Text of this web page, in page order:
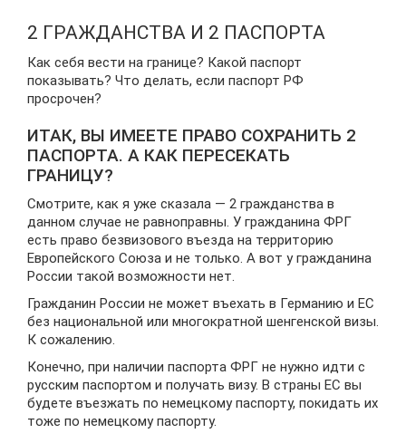
2 ГРАЖДАНСТВА И 2 ПАСПОРТА
Как себя вести на границе? Какой паспорт
показывать? Что делать, если паспорт РФ
просрочен?
ИТАК, ВЫ ИМЕЕТЕ ПРАВО СОХРАНИТЬ 2
ПАСПОРТА. А КАК ПЕРЕСЕКАТЬ
ГРАНИЦУ?
Смотрите, как я уже сказала — 2 гражданства в
данном случае не равноправны. У гражданина ФРГ
есть право безвизового въезда на территорию
Европейского Союза и не только. А вот у гражданина
России такой возможности нет.
Гражданин России не может въехать в Германию и ЕС
без национальной или многократной шенгенской визы.
К сожалению.
Конечно, при наличии паспорта ФРГ не нужно идти с
русским паспортом и получать визу. В страны ЕС вы
будете въезжать по немецкому паспорту, покидать их
тоже по немецкому паспорту.